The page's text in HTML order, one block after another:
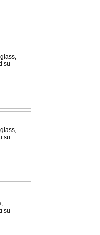
su
su
su